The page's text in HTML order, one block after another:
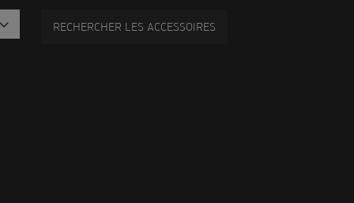
RECHERCHER LES ACCESSOIRES